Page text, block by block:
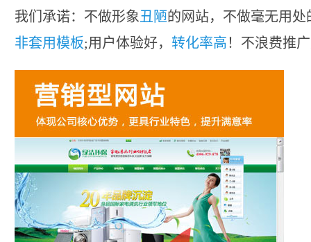
我们承诺：不做形象丑陋的网站，不做毫无用处
非套用模板;用户体验好， 转化率高！不浪费推